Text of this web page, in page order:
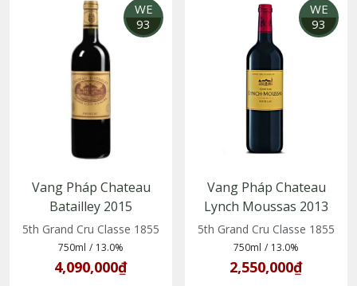
WE
93
Vang Pháp Chateau
Batailley 2015
5th Grand Cru Classe 1855
750ml / 13.0%
4,090,000₫
WE
93
Vang Pháp Chateau
Lynch Moussas 2013
5th Grand Cru Classe 1855
750ml / 13.0%
2,550,000₫